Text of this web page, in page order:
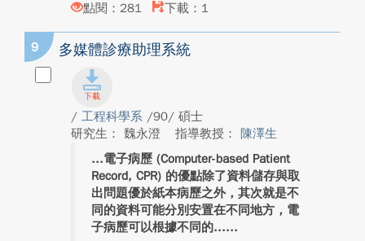
點閱：281
下載：1
9 多媒體診療助理系統
/ 工程科學系 /90/ 碩士
研究生： 魏永澄
指導教授： 陳澤生
電子病歷 (Computer-based Patient
Record, CPR) 的優點除了資料儲存與取
出問題優於紙本病歷之外，其次就是不
同的資料可能分別安置在不同地方，電
子病歷可以根據不同的...